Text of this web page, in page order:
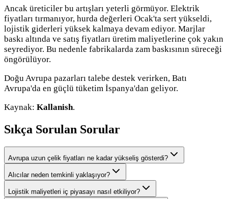
Ancak üreticiler bu artışları yeterli görmüyor. Elektrik
fiyatları tırmanıyor, hurda değerleri Ocak'ta sert yükseldi,
lojistik giderleri yüksek kalmaya devam ediyor. Marjlar
baskı altında ve satış fiyatları üretim maliyetlerine çok yakın
seyrediyor. Bu nedenle fabrikalarda zam baskısının süreceği
öngörülüyor.
Doğu Avrupa pazarları talebe destek verirken, Batı
Avrupa'da en güçlü tüketim İspanya'dan geliyor.
Kaynak: Kallanish.
Sıkça Sorulan Sorular
Avrupa uzun çelik fiyatları ne kadar yükseliş gösterdi?
Alıcılar neden temkinli yaklaşıyor?
Lojistik maliyetleri iç piyasayı nasıl etkiliyor?